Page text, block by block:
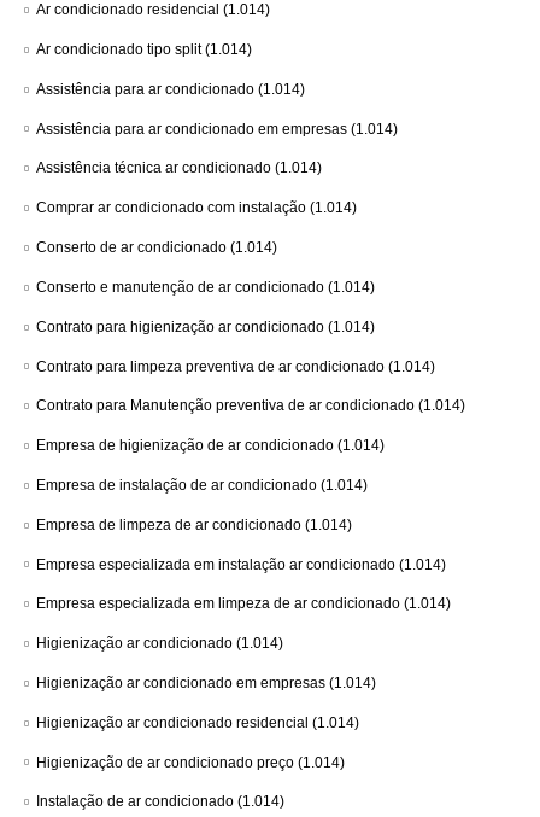
Ar condicionado residencial (1.014)
Ar condicionado tipo split(1.014)
Assistência para ar condicionado (1.014)
Assistência para ar condicionado em empresas (1.014)
Assistência técnica ar condicionado (1.014)
Comprar ar condicionado com instalação (1.014)
Conserto de ar condicionado (1.014)
Conserto e manutenção de ar condicionado (1.014)
Contrato para higienização ar condicionado (1.014)
Contrato para limpeza preventiva de ar condicionado (1.014)
Contrato para Manutenção preventiva de ar condicionado (1.014)
Empresa de higienização de ar condicionado (1.014)
Empresa de instalação de ar condicionado (1.014)
Empresa de limpeza de ar condicionado (1.014)
Empresa especializada em instalação ar condicionado (1.014)
Empresa especializada em limpeza de ar condicionado (1.014)
Higienização ar condicionado (1.014)
Higienização ar condicionado em empresas (1.014)
Higienização ar condicionado residencial (1.014)
Higienização de ar condicionado preço (1.014)
Instalação de ar condicionado (1.014)